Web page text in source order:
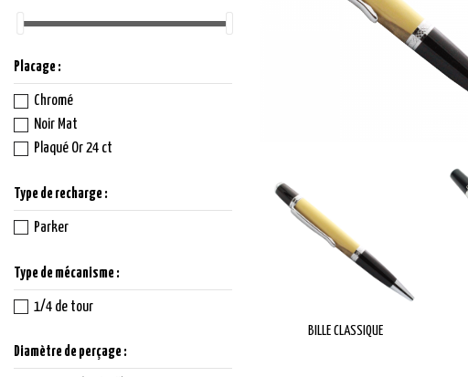
BILLE CLASSIQUE
Placage :
Chromé
Noir Mat
Plaqué Or 24 ct
Type de recharge :
Parker
Type de mécanisme :
1/4 de tour
Diamètre de perçage :